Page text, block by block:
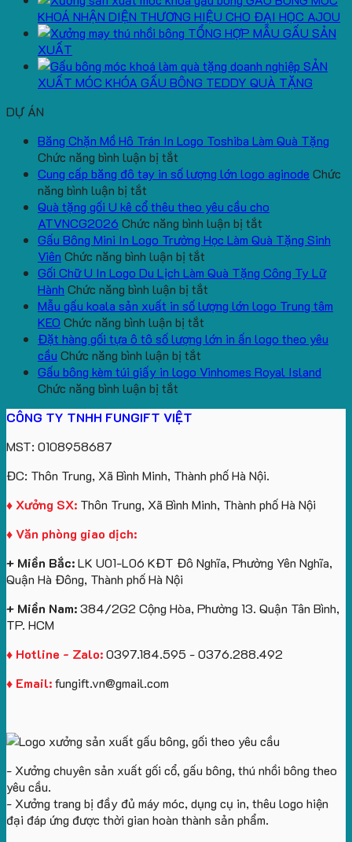
KHOÁ NHẬN DIỆN THƯƠNG HIỆU CHO ĐẠI HỌC AJOU
TỔNG HỢP MẪU GẤU SẢN
XUẤT
SẢN
XUẤT MÓC KHÓA GẤU BÔNG TEDDY QUÀ TẶNG
DỰ ÁN
Băng Chặn Mồ Hô Trán In Logo Toshiba Làm Quà Tặng
Chức năng bình luận bị tắt
Băng
Mồ
Hô
Trán
In
Logo
Toshiba
Làm
Quà
Tặng
Cung cấp băng đô tay in số lượng lớn logo aginode Chức
năng bình luận bị tắt
Cung
cấp
băng
đô
tay
in
số
lượng
lớn
logo
aginode
Quà tặng gối U kê cổ thêu theo yêu cầu cho
ATVNCG2026 Chức năng bình luận bị tắt
Quà
gối
kê
thêu
yêu
Gấu Bông Mini In Logo Trường Học Làm Quà Tặng Sinh
Viên Chức năng bình luận bị tắt
Gấu
Bông
Mini
Logo
Học
Gối Chữ U In Logo Du Lịch Làm Quà Tặng Công Ty Lữ
Hành Chức năng bình luận bị tắt
Gối
U
Logo
Công
Ty
Lữ
Mẫu gấu koala sản xuất in số lượng lớn logo Trung tâm
KEO Chức năng bình luận bị tắt
Mẫu
koala
lớn
logo
Trung
Đặt hàng gối tựa ô tô số lượng lớn in ấn logo theo yêu
cầu Chức năng bình luận bị tắt
Đặt
số
lượng
lớn
theo
cầu
Gấu bông kèm túi giấy in logo Vinhomes Royal Island
Chức năng bình luận bị tắt
bông
giấy
in
logo
CÔNG TY TNHH FUNGIFT VIỆT
MST: 0108958687
ĐC: Thôn Trung, Xã Bình Minh, Thành phố Hà Nội.
♦ Xưởng SX: Thôn Trung, Xã Bình Minh, Thành phố Hà Nội
♦ Văn phòng giao dịch:
+ Miền Bắc:LK U01-L06 KĐT Đô Nghĩa, Phường Yên Nghĩa,
Quận Hà Đông, Thành phố Hà Nội
+ Miền Nam:384/2G2 Cộng Hòa, Phường 13. Quận Tân Bình,
TP. HCM
♦ Hotline - Zalo:0397.184.595 - 0376.288.492
♦ Email:fungift.vn@gmail.com
- Xưởng chuyên sản xuất gối cổ, gấu bông, thú nhồi bông theo
yêu cầu.
- Xưởng trang bị đầy đủ máy móc, dụng cụ in, thêu logo hiện
đại đáp ứng được thời gian hoàn thành sản phẩm.